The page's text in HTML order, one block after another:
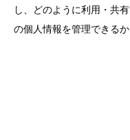
し、どのように利用・共
の個人情報を管理できる